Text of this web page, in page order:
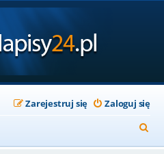
Zaloguj się
Zarejestruj się
z